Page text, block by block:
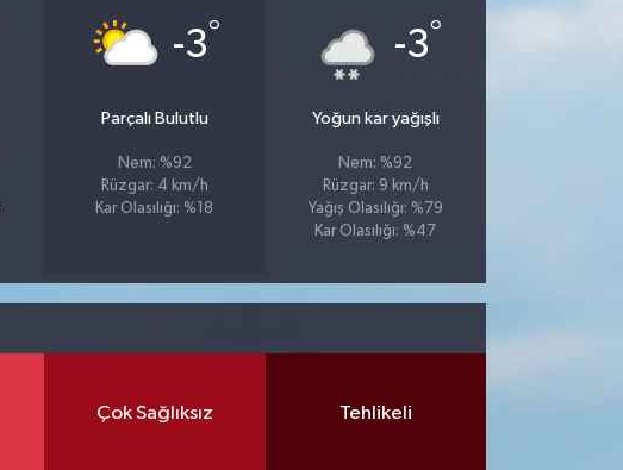
-3°
Parçalı Bulutlu
Nem: %92
Rüzgar: 4 km/h
Kar Olasılığı: %18
-3°
Yoğun kar yağışlı
Nem: %92
Rüzgar: 9 km/h
Yağış Olasılığı: %79
Kar Olasılığı: %47
Çok Sağlıksız Tehlikeli